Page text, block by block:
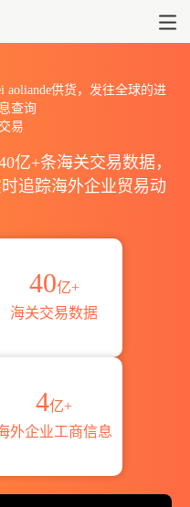
aoliande供货，发往全球的进
查询
易
亿+条海关交易数据，
追踪海外企业贸易动
40亿+
海关交易数据
4亿+
外企业工商信息